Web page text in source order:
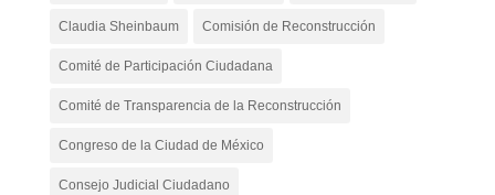
Claudia Sheinbaum Comisión de Reconstrucción
Comité de Participación Ciudadana
Comité de Transparencia de la Reconstrucción
Congreso de la Ciudad de México
Consejo Judicial Ciudadano